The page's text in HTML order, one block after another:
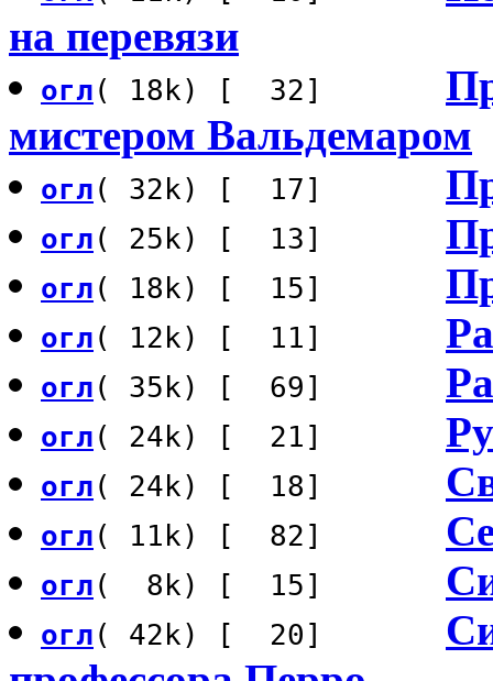
на перевязи
огл( 18k) [ 32]
мистером Вальдемаром
огл( 32k) [ 17]
огл( 25k) [ 13]
огл( 18k) [ 15]
огл( 12k) [ 11]
огл( 35k) [ 69]
огл( 24k) [ 21]
огл( 24k) [ 18]
огл( 11k) [ 82]
огл( 8k) [ 15]
огл( 42k) [ 20]